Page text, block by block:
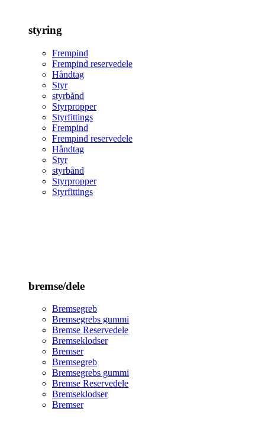
styring
Frempind
Frempind reservedele
Håndtag
Styr
styrbånd
Styrpropper
Styrfittings
Frempind
Frempind reservedele
Håndtag
Styr
styrbånd
Styrpropper
Styrfittings
bremse/dele
Bremsegreb
Bremsegrebs gummi
Bremse Reservedele
Bremseklodser
Bremser
Bremsegreb
Bremsegrebs gummi
Bremse Reservedele
Bremseklodser
Bremser